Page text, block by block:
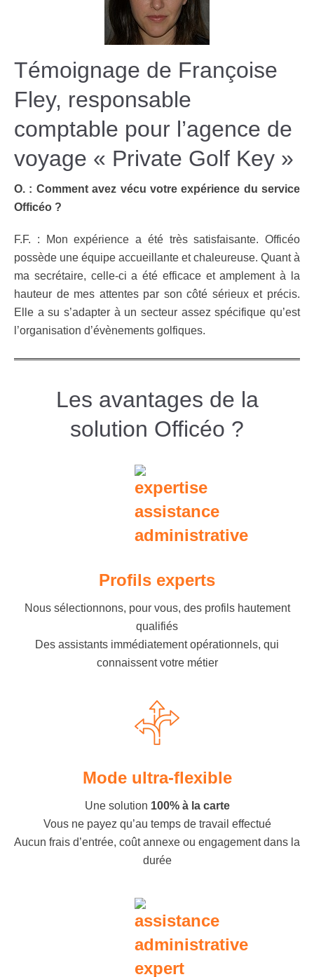
Témoignage de Françoise
Fley, responsable
comptable pour l’agence de
voyage « Private Golf Key »
O. : Comment avez vécu votre expérience du service
Officéo ?
F.F. : Mon expérience a été très satisfaisante. Officéo
possède une équipe accueillante et chaleureuse. Quant à
ma secrétaire, celle-ci a été efficace et amplement à la
hauteur de mes attentes par son côté sérieux et précis.
Elle a su s’adapter à un secteur assez spécifique qu’est
l’organisation d’évènements golfiques.
Les avantages de la
solution Officéo ?
Profils experts
Nous sélectionnons, pour vous, des profils hautement
qualifiés
Des assistants immédiatement opérationnels, qui
connaissent votre métier
Mode ultra-flexible
Une solution 100% à la carte
Vous ne payez qu’au temps de travail effectué
Aucun frais d’entrée, coût annexe ou engagement dans la
durée